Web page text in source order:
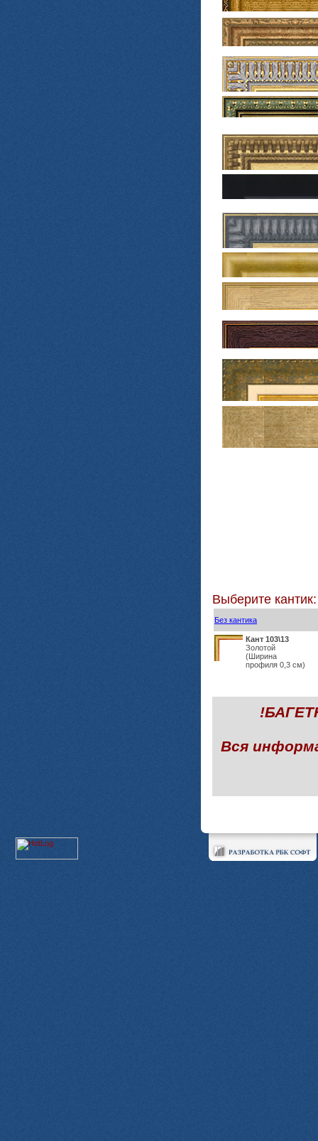
Выберите кантик:
Без кантика
Кант 103\13
Золотой
(Ширина
профиля 0,3 см)
Вся